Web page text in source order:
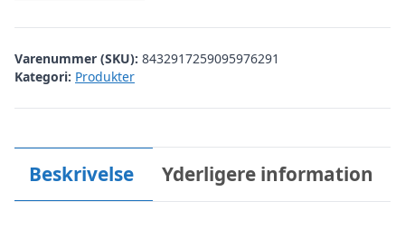
Varenummer (SKU): 8432917259095976291
Kategori: Produkter
Beskrivelse Yderligere information